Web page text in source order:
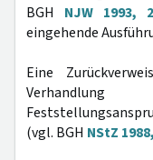
BGH NJW 1993,
eingehende
Eine
(vgl. BGH NStZ